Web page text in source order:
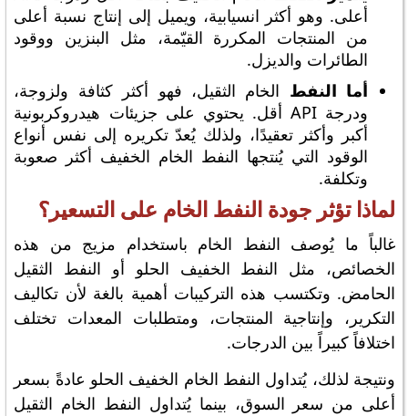
أعلى. وهو أكثر انسيابية، ويميل إلى إنتاج نسبة أعلى
من المنتجات المكررة القيّمة، مثل البنزين ووقود
الطائرات والديزل.
أما النفط الخام الثقيل، فهو أكثر كثافة ولزوجة،
ودرجة API أقل. يحتوي على جزيئات هيدروكربونية
أكبر وأكثر تعقيدًا، ولذلك يُعدّ تكريره إلى نفس أنواع
الوقود التي يُنتجها النفط الخام الخفيف أكثر صعوبة
وتكلفة.
لماذا تؤثر جودة النفط الخام على التسعير؟
غالباً ما يُوصف النفط الخام باستخدام مزيج من هذه
الخصائص، مثل النفط الخفيف الحلو أو النفط الثقيل
الحامض. وتكتسب هذه التركيبات أهمية بالغة لأن تكاليف
التكرير، وإنتاجية المنتجات، ومتطلبات المعدات تختلف
اختلافاً كبيراً بين الدرجات.
ونتيجة لذلك، يُتداول النفط الخام الخفيف الحلو عادةً بسعر
أعلى من سعر السوق، بينما يُتداول النفط الخام الثقيل